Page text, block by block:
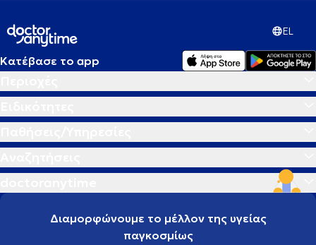
EL
Κατέβασε το app
Διαμορφώνουμε το μέλλον της υγείας
παγκοσμίως